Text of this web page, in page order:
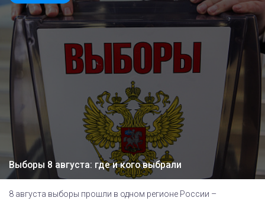
Выборы 8 августа: где и кого выбрали
8 августа выборы прошли в одном регионе России –